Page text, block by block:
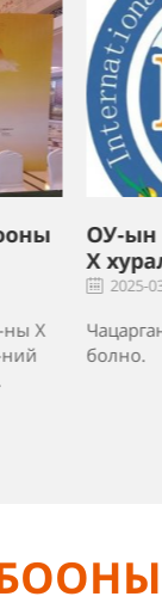
2024"
2024-